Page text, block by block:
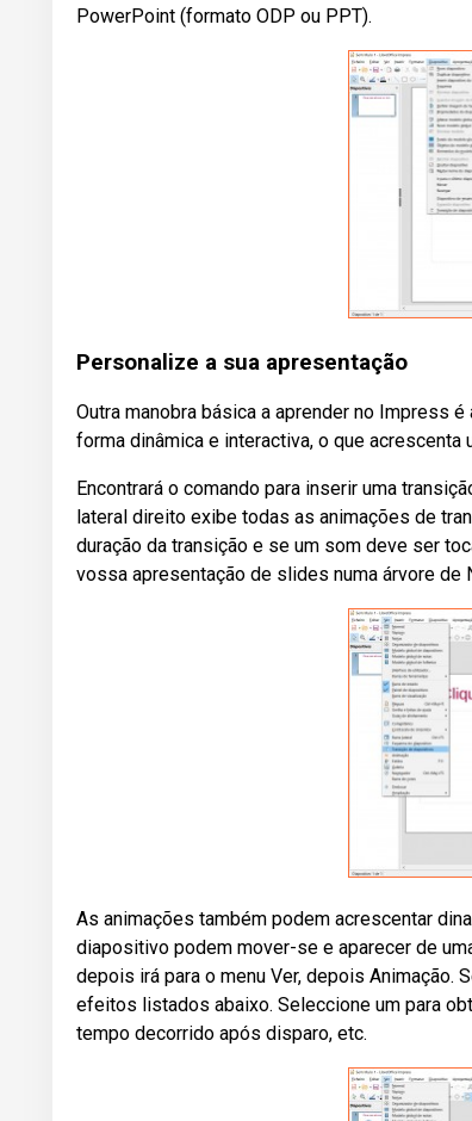
PowerPoint (formato ODP ou PPT).
Personalize a sua apresentação
Outra manobra básica a aprender no Impress
forma dinâmica e interactiva, o que
Encontrará o comando para inserir uma
lateral direito exibe todas as animações de
duração da transição e se um som deve ser
vossa apresentação de slides numa árvore de
As animações também podem acrescentar
diapositivo podem mover-se e aparecer de
depois irá para o menu Ver, depois Animação.
efeitos listados abaixo. Seleccione um para
tempo decorrido após disparo, etc.